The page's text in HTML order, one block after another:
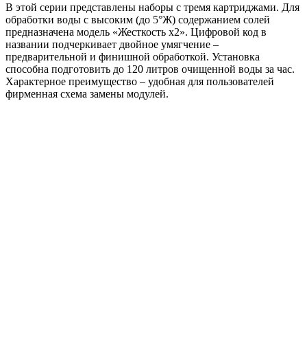
В этой серии представлены наборы с тремя картриджами. Для
обработки воды с высоким (до 5°Ж) содержанием солей
предназначена модель «Жесткость х2». Цифровой код в
названии подчеркивает двойное умягчение –
предварительной и финишной обработкой. Установка
способна подготовить до 120 литров очищенной воды за час.
Характерное преимущество – удобная для пользователей
фирменная схема замены модулей.